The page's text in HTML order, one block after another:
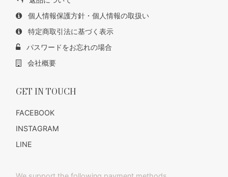
個人情報保護方針・個人情報の取扱い
特定商取引法に基づく表示
パスワードをお忘れの場合
会社概要
GET IN TOUCH
FACEBOOK
INSTAGRAM
LINE